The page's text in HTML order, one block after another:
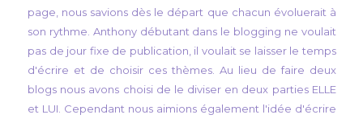
page, nous savions dès le départ que chacun évoluerait à
son rythme. Anthony débutant dans le blogging ne voulait
pas de jour fixe de publication, il voulait se laisser le temps
d'écrire et de choisir ces thèmes. Au lieu de faire deux
blogs nous avons choisi de le diviser en deux parties ELLE
et LUI. Cependant nous aimions également l'idée d'écrire